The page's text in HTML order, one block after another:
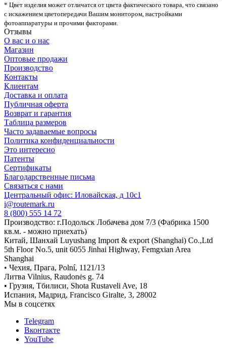
* Цвет изделия может отличатся от цвета фактического товара, что связано
с искажением цветопередачи Вашим монитором, настройками
фотоаппаратуры и прочими факторами.
Отзывы
О вас и о нас
Магазин
Оптовые продажи
Производство
Контакты
Клиентам
Доставка и оплата
Публичная оферта
Возврат и гарантия
Таблица размеров
Часто задаваемые вопросы
Политика конфиденциальности
Это интересно
Патенты
Сертификаты
Благодарственные письма
Связаться с нами
Центральный офис: Иловайская, д 10с1
i@routemark.ru
8 (800) 555 14 72
Производство: г.Подольск Лобачева дом 7/3 (Фабрика 1500
кв.м. - можно приехать)
Китай, Шанхай Luyushang Import & export (Shanghai) Co.,Ltd
5th Floor No.5, unit 6055 Jinhai Highway, Femgxian Area
Shanghai
• Чехия, Прага, Polní, 1121/13
Литва Vilnius, Raudonės g. 74
• Грузия, Тбилиси, Shota Rustaveli Ave, 18
Испания, Мадрид, Francisco Giralte, 3, 28002
Мы в соцсетях
Telegram
Вконтакте
YouTube